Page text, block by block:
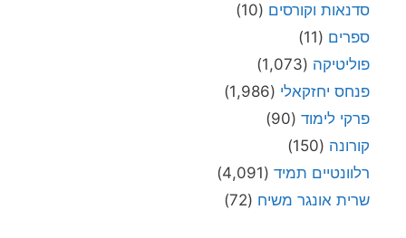
סדנאות וקורסים (10)
ספרים (11)
פוליטיקה (1,073)
פנחס יחזקאלי (1,986)
פרקי לימוד (90)
קורונה (150)
רלוונטיים תמיד (4,091)
שרית אונגר משיח (72)